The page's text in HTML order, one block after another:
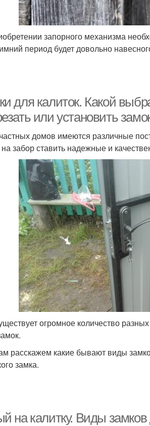
запорного механизма
период будет довольно
для калиток. Какой
или установить
домов имеются различные
забор ставить надежные и
огромное количество
расскажем какие бывают виды
замка.
на калитку. Виды замков